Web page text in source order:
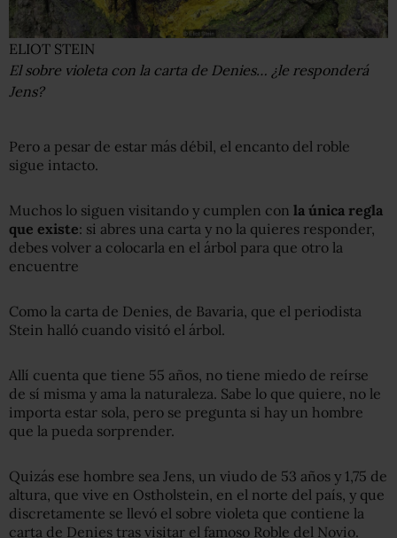
ELIOT STEIN
El sobre violeta con la carta de Denies… ¿le responderá
Jens?
Pero a pesar de estar más débil, el encanto del roble
sigue intacto.
Muchos lo siguen visitando y cumplen con la única regla
que existe: si abres una carta y no la quieres responder,
debes volver a colocarla en el árbol para que otro la
encuentre
Como la carta de Denies, de Bavaria, que el periodista
Stein halló cuando visitó el árbol.
Allí cuenta que tiene 55 años, no tiene miedo de reírse
de sí misma y ama la naturaleza. Sabe lo que quiere, no le
importa estar sola, pero se pregunta si hay un hombre
que la pueda sorprender.
Quizás ese hombre sea Jens, un viudo de 53 años y 1,75 de
altura, que vive en Ostholstein, en el norte del país, y que
discretamente se llevó el sobre violeta que contiene la
carta de Denies tras visitar el famoso Roble del Novio.